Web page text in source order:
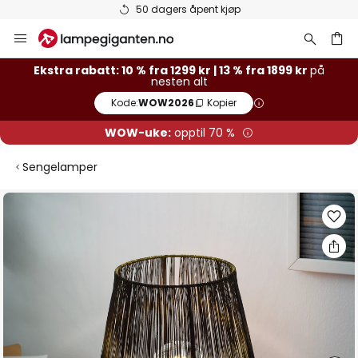
50 dagers åpent kjøp
Hopp
til
innhold
Ekstra rabatt: 10 % fra 1299 kr | 13 % fra 1899 kr på
nesten alt
Kode:WOW2026 Kopier
WOW-uke: opptil 70 %
Sengelamper
Gå